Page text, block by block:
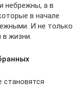
небрежны, а в
в начале
И не только
жизни.
становятся